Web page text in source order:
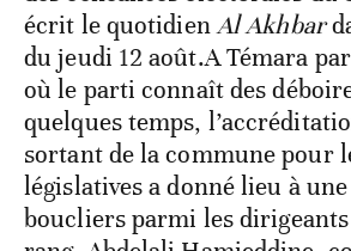
écrit le quotidienAl Akhbar
du jeudi 12 août.A Témara
où le parti connaît des
quelques temps,
sortant de la commune pour
législatives a donné lieu à une
boucliers parmi les